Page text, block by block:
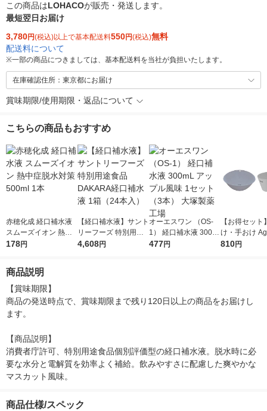
この商品はLOHACOが販売・発送します。
最短翌日お届け
3,780円(税込)以上で基本配送料550円(税込)無料
配送料について
※一部の商品につきましては、基本配送料を当社が負担いたします。
在庫確認住所：東京都にお届け
賞味期限/使用期限・返品について
こちらの商品もおすすめ
赤穂化成 経口補水液
スムーズイオン 熱中
症脱水対策 500ml 1本
178円
【経口補水液】サント
リーフーズ 特別用途
食品 DAKARA経口補
4,608円
オーエスワン （OS-
1） 経口補水液 300m
L アップル風味 1セッ
477円
【お得セット
け・手おけ
レー エミール
810円
商品説明
【賞味期限】
商品の発送時点で、賞味期限まで残り120日以上の商品をお届けし
ます。
【商品説明】
消費者庁許可、特別用途食品個別評価型の経口補水液。脱水時に必
要な水分と電解質を効率よく補給。飲みやすさに配慮した爽やかな
マスカット風味。
商品仕様/スペック